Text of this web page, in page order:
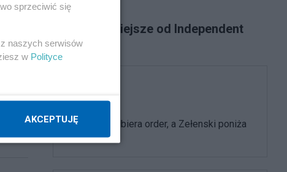
Najpopularniejsze od Independent
Trader
Nawrocki odbiera order, a Zełenski poniża
Polskę
sprzeciwić się
naszych serwisów
w Polityce
AKCEPTUJĘ